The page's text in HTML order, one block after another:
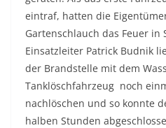
eintraf, hatten die
Gartenschlauch das Feuer in
Einsatzleiter Patrick Budnik
der Brandstelle mit dem
Tanklöschfahrzeug noch
nachlöschen und so konnte
halben Stunden